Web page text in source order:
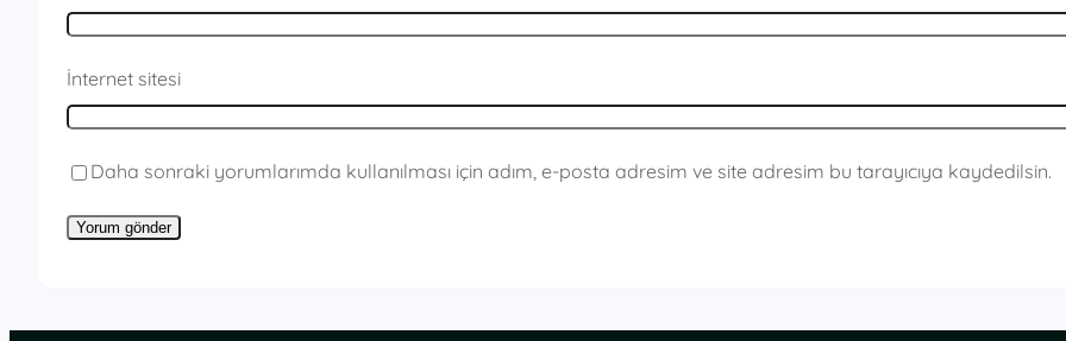
İnternet sitesi
Daha sonraki yorumlarımda kullanılması için adım, e-posta adresim ve site adresim bu tarayıcıya kaydedilsin.